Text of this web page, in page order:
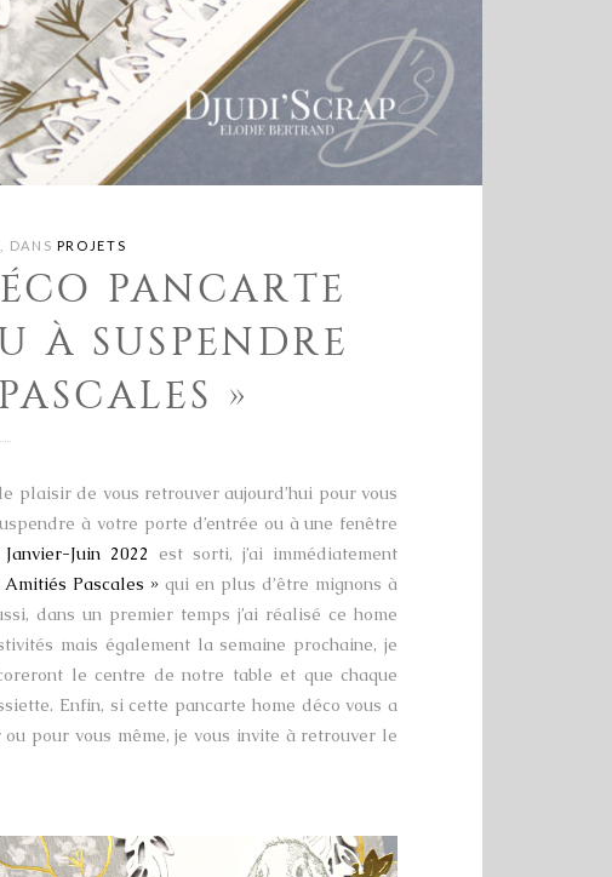
DANS PROJETS
PANCARTE
À SUSPENDRE
»
plaisir de vous retrouver aujourd’hui pour vous
à votre porte d’entrée ou à une fenêtre
Juin 2022 est sorti, j’ai immédiatement
Pascales »qui en plus d’être mignons à
dans un premier temps j’ai réalisé ce home
mais également la semaine prochaine, je
le centre de notre table et que chaque
Enfin, si cette pancarte home déco vous a
pour vous même, je vous invite à retrouver le